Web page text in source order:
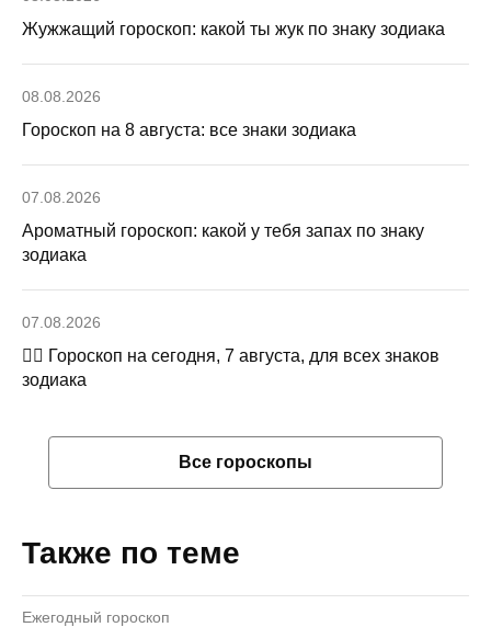
Жужжащий гороскоп: какой ты жук по знаку зодиака
08.08.2026
Гороскоп на 8 августа: все знаки зодиака
07.08.2026
Ароматный гороскоп: какой у тебя запах по знаку
зодиака
07.08.2026
🧙‍♀ Гороскоп на сегодня, 7 августа, для всех знаков
зодиака
Все гороскопы
Также по теме
Ежегодный гороскоп